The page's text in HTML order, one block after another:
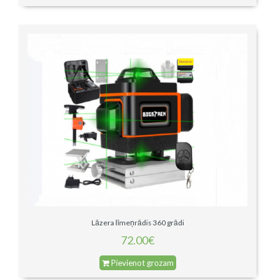
Lāzera līmeņrādis 360 grādi
72.00€
Pievienot grozam